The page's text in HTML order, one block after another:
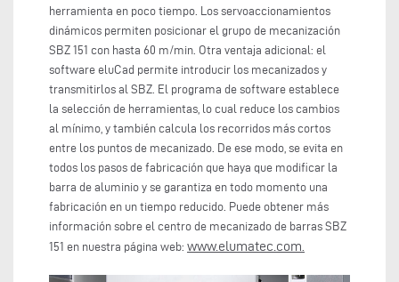
herramienta en poco tiempo. Los servoaccionamientos
dinámicos permiten posicionar el grupo de mecanización
SBZ 151 con hasta 60 m/min. Otra ventaja adicional: el
software eluCad permite introducir los mecanizados y
transmitirlos al SBZ. El programa de software establece
la selección de herramientas, lo cual reduce los cambios
al mínimo, y también calcula los recorridos más cortos
entre los puntos de mecanizado. De ese modo, se evita en
todos los pasos de fabricación que haya que modificar la
barra de aluminio y se garantiza en todo momento una
fabricación en un tiempo reducido. Puede obtener más
información sobre el centro de mecanizado de barras SBZ
151 en nuestra página web: www.elumatec.com.